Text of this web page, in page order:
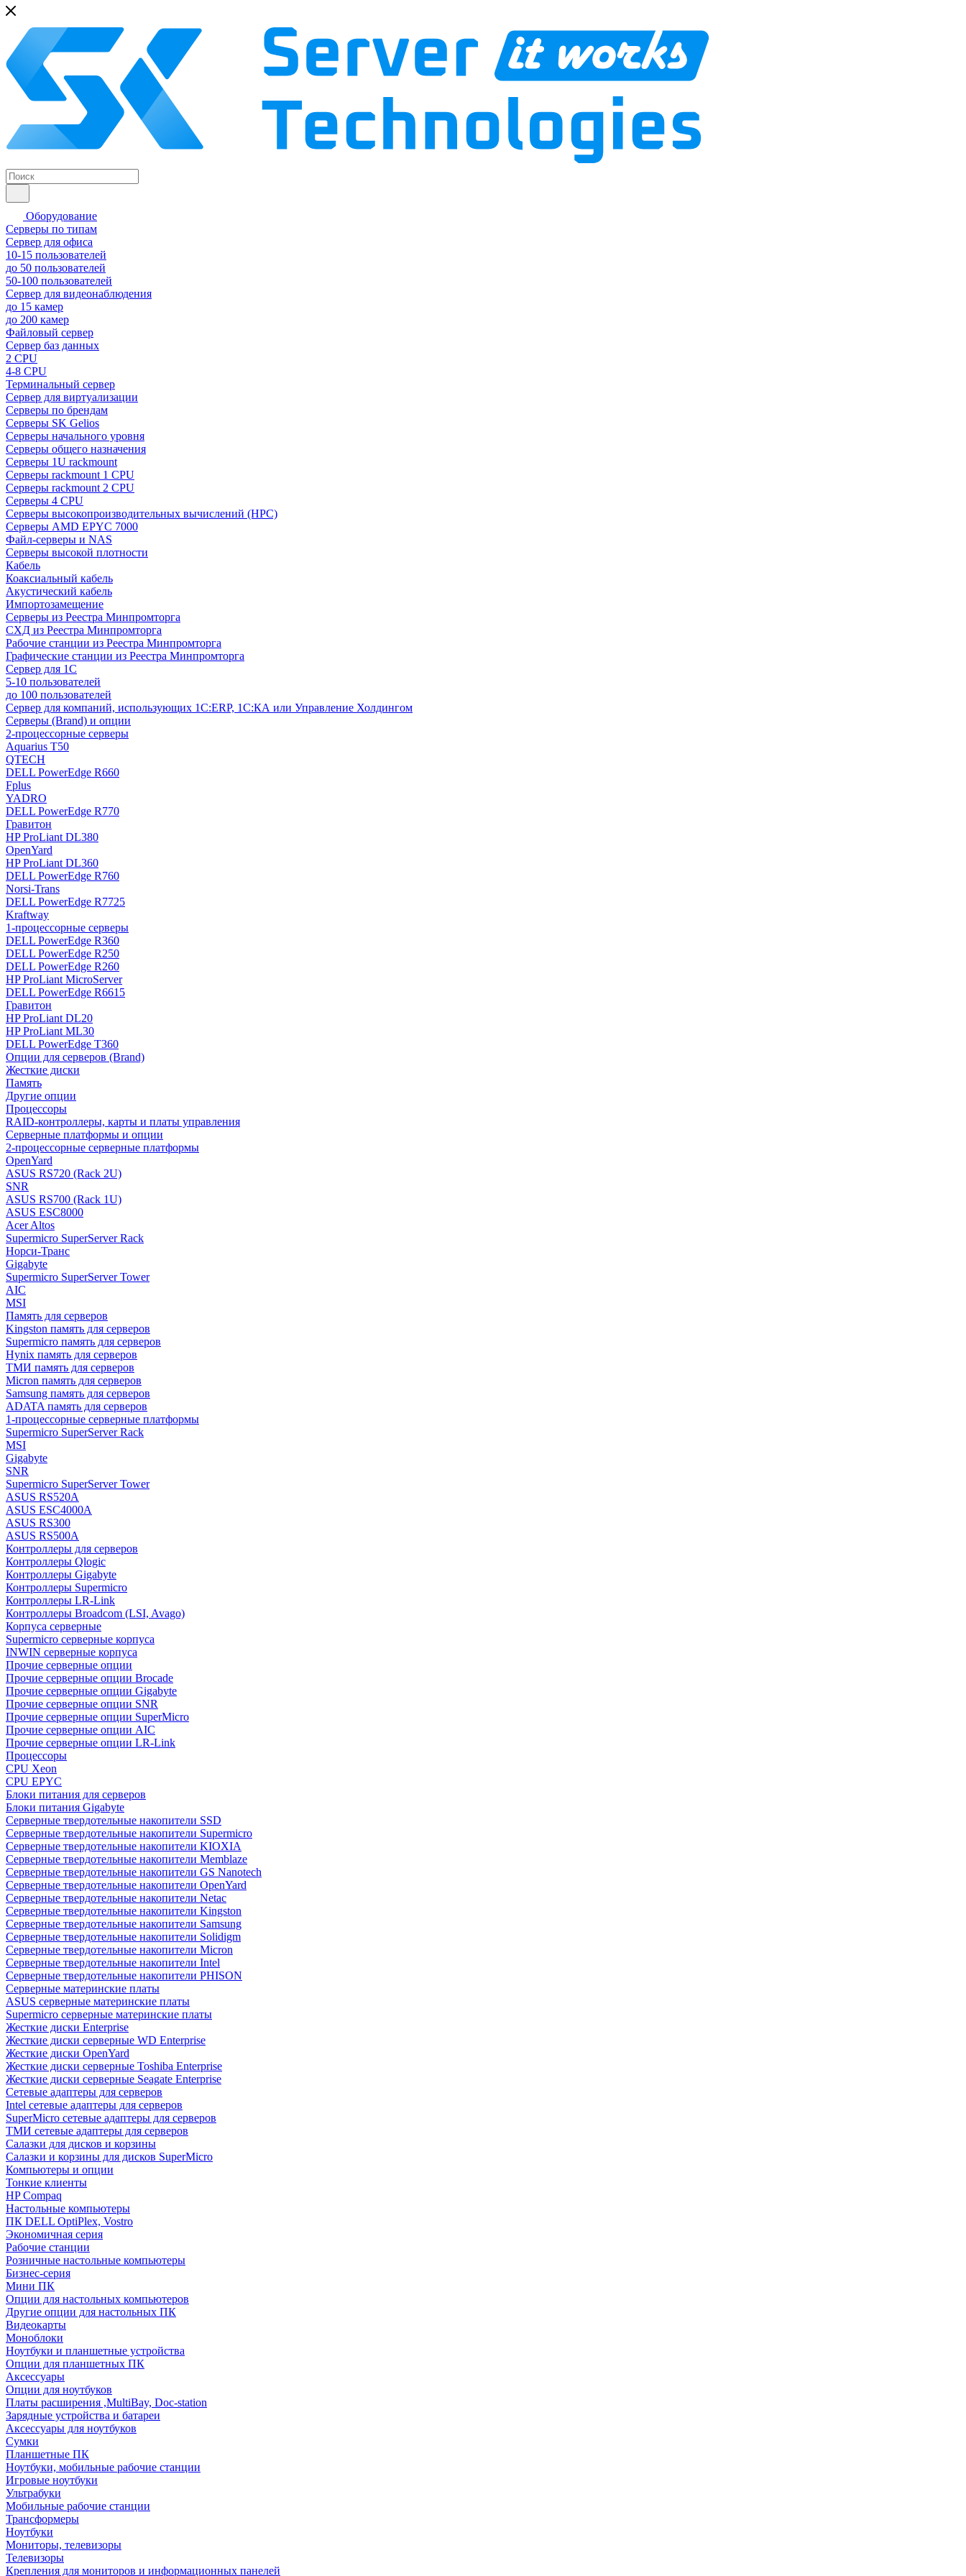
Оборудование
Серверы по типам
Сервер для офиса
10-15 пользователей
до 50 пользователей
50-100 пользователей
Сервер для видеонаблюдения
до 15 камер
до 200 камер
Файловый сервер
Сервер баз данных
2 CPU
4-8 CPU
Терминальный сервер
Сервер для виртуализации
Серверы по брендам
Серверы SK Gelios
Серверы начального уровня
Серверы общего назначения
Серверы 1U rackmount
Серверы rackmount 1 CPU
Серверы rackmount 2 CPU
Серверы 4 CPU
Серверы высокопроизводительных вычислений (HPC)
Серверы AMD EPYC 7000
Файл-серверы и NAS
Серверы высокой плотности
Кабель
Коаксиальный кабель
Акустический кабель
Импортозамещение
Серверы из Реестра Минпромторга
СХД из Реестра Минпромторга
Рабочие станции из Реестра Минпромторга
Графические станции из Реестра Минпромторга
Сервер для 1С
5-10 пользователей
до 100 пользователей
Сервер для компаний, использующих 1C:ERP, 1С:КА или Управление Холдингом
Серверы (Brand) и опции
2-процессорные серверы
Aquarius T50
QTECH
DELL PowerEdge R660
Fplus
YADRO
DELL PowerEdge R770
Гравитон
HP ProLiant DL380
OpenYard
HP ProLiant DL360
DELL PowerEdge R760
Norsi-Trans
DELL PowerEdge R7725
Kraftway
1-процессорные серверы
DELL PowerEdge R360
DELL PowerEdge R250
DELL PowerEdge R260
HP ProLiant MicroServer
DELL PowerEdge R6615
Гравитон
HP ProLiant DL20
HP ProLiant ML30
DELL PowerEdge T360
Опции для серверов (Brand)
Жесткие диски
Память
Другие опции
Процессоры
RAID-контроллеры, карты и платы управления
Серверные платформы и опции
2-процессорные серверные платформы
OpenYard
ASUS RS720 (Rack 2U)
SNR
ASUS RS700 (Rack 1U)
ASUS ESC8000
Acer Altos
Supermicro SuperServer Rack
Норси-Транс
Gigabyte
Supermicro SuperServer Tower
AIC
MSI
Память для серверов
Kingston память для серверов
Supermicro память для серверов
Hynix память для серверов
ТМИ память для серверов
Micron память для серверов
Samsung память для серверов
ADATA память для серверов
1-процессорные серверные платформы
Supermicro SuperServer Rack
MSI
Gigabyte
SNR
Supermicro SuperServer Tower
ASUS RS520A
ASUS ESC4000A
ASUS RS300
ASUS RS500A
Контроллеры для серверов
Контроллеры Qlogic
Контроллеры Gigabyte
Контроллеры Supermicro
Контроллеры LR-Link
Контроллеры Broadcom (LSI, Avago)
Корпуса серверные
Supermicro серверные корпуса
INWIN серверные корпуса
Прочие серверные опции
Прочие серверные опции Brocade
Прочие серверные опции Gigabyte
Прочие серверные опции SNR
Прочие серверные опции SuperMicro
Прочие серверные опции AIC
Прочие серверные опции LR-Link
Процессоры
CPU Xeon
CPU EPYC
Блоки питания для серверов
Блоки питания Gigabyte
Серверные твердотельные накопители SSD
Cерверные твердотельные накопители Supermicro
Cерверные твердотельные накопители KIOXIA
Cерверные твердотельные накопители Memblaze
Cерверные твердотельные накопители GS Nanotech
Серверные твердотельные накопители OpenYard
Серверные твердотельные накопители Netac
Cерверные твердотельные накопители Kingston
Cерверные твердотельные накопители Samsung
Cерверные твердотельные накопители Solidigm
Cерверные твердотельные накопители Micron
Cерверные твердотельные накопители Intel
Cерверные твердотельные накопители PHISON
Серверные материнские платы
ASUS серверные материнские платы
Supermicro серверные материнские платы
Жесткие диски Enterprise
Жесткие диски серверные WD Enterprise
Жесткие диски OpenYard
Жесткие диски серверные Toshiba Enterprise
Жесткие диски серверные Seagate Enterprise
Сетевые адаптеры для серверов
Intel сетевые адаптеры для серверов
SuperMicro сетевые адаптеры для серверов
ТМИ сетевые адаптеры для серверов
Салазки для дисков и корзины
Салазки и корзины для дисков SuperMicro
Компьютеры и опции
Тонкие клиенты
HP Compaq
Настольные компьютеры
ПК DELL OptiPlex, Vostro
Экономичная серия
Рабочие станции
Розничные настольные компьютеры
Бизнес-серия
Мини ПК
Опции для настольных компьютеров
Другие опции для настольных ПК
Видеокарты
Моноблоки
Ноутбуки и планшетные устройства
Опции для планшетных ПК
Аксессуары
Опции для ноутбуков
Платы расширения ,MultiBay, Doc-station
Зарядные устройства и батареи
Аксессуары для ноутбуков
Сумки
Планшетные ПК
Ноутбуки, мобильные рабочие станции
Игровые ноутбуки
Ультрабуки
Мобильные рабочие станции
Трансформеры
Ноутбуки
Мониторы, телевизоры
Телевизоры
Крепления для мониторов и информационных панелей